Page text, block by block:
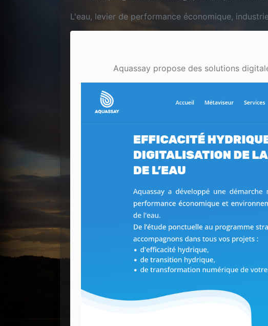
L'eau, levier de performance économique,
Aquassay propose des solutions